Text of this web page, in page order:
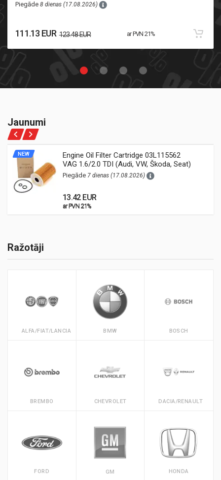
Piegāde 8 dienas (17.08.2026)
111.13 EUR 123.48 EUR ar PVN 21%
Jaunumi
NEW
Engine Oil Filter Cartridge 03L115562
VAG 1.6/2.0 TDI (Audi, VW, Škoda, Seat)
Piegāde 7 dienas (17.08.2026)
13.42 EUR
ar PVN 21%
ar PVN 21%
Ražotāji
ALFA/FIAT/LANCIA BMW BOSCH
BREMBO CHEVROLET DACIA/RENAULT
FORD GM HONDA